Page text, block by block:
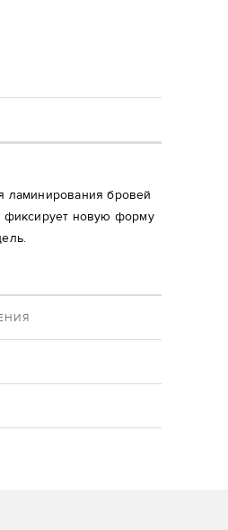
ламинирования бровей
фиксирует новую форму